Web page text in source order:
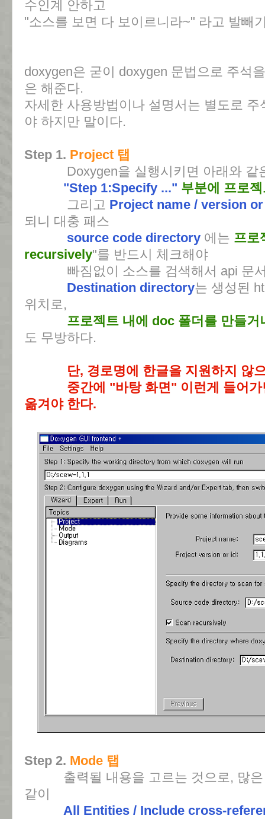
수인계 안하고
"소스를 보면 다 보이르니라~" 라고 발빼
doxygen은 굳이 doxygen 문법으로 주석
은 해준다.
자세한 사용방법이나 설명서는 별도로
야 하지만 말이다.
Step 1. Project 탭
Doxygen을 실행시키면 아래와 같
"Step 1:Specify ..." 부분에 프로
그리고 Project name / version
되니 대충 패스
source code directory 에는 프로
recursively"를 반드시 체크해야
빠짐없이 소스를 검색해서 api 문서
Destination directory는 생성된
위치로,
프로젝트 내에 doc 폴더를 만들거
도 무방하다.
단, 경로명에 한글을 지원하지 않
중간에 "바탕 화면" 이런게 들어
옮겨야 한다.
Step 2. Mode 탭
출력될 내용을 고르는 것으로, 많은
같이
All Entities / Include cross-